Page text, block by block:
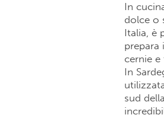
In
dolce o
Italia, è
prepara
cernie
In
sud